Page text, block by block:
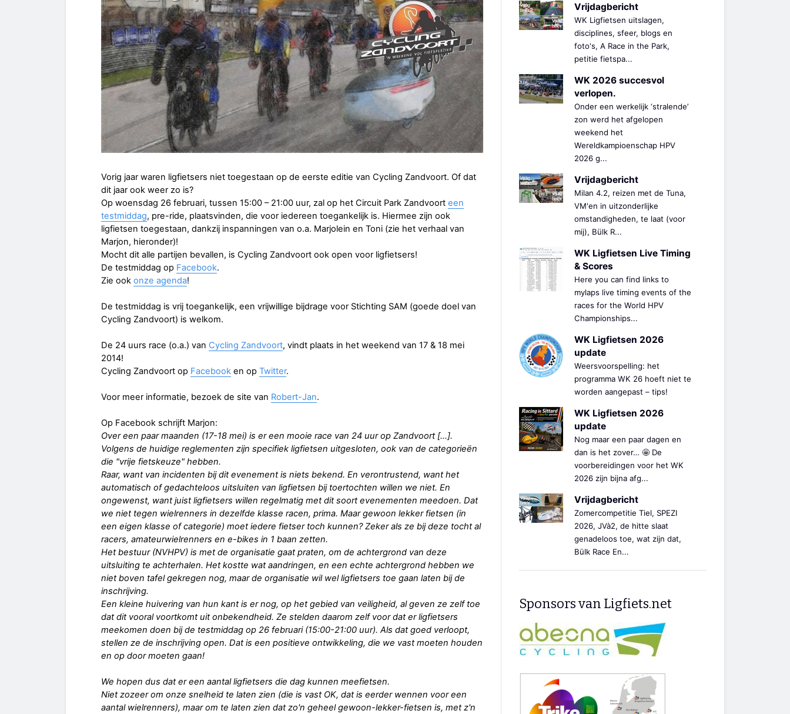
Vorig jaar waren ligfietsers niet toegestaan op de eerste editie van Cycling Zandvoort. Of dat
dit jaar ook weer zo is?
Op woensdag 26 februari, tussen 15:00 – 21:00 uur, zal op het Circuit Park Zandvoort een
testmiddag, pre-ride, plaatsvinden, die voor iedereen toegankelijk is. Hiermee zijn ook
ligfietsen toegestaan, dankzij inspanningen van o.a. Marjolein en Toni (zie het verhaal van
Marjon, hieronder)!
Mocht dit alle partijen bevallen, is Cycling Zandvoort ook open voor ligfietsers!
De testmiddag op Facebook.
Zie ook onze agenda!
De testmiddag is vrij toegankelijk, een vrijwillige bijdrage voor Stichting SAM (goede doel van
Cycling Zandvoort) is welkom.
De 24 uurs race (o.a.) van Cycling Zandvoort, vindt plaats in het weekend van 17 & 18 mei
2014!
Cycling Zandvoort op Facebook en op Twitter.
Voor meer informatie, bezoek de site van Robert-Jan.
Op Facebook schrijft Marjon:
Over een paar maanden (17-18 mei) is er een mooie race van 24 uur op Zandvoort […].
Volgens de huidige reglementen zijn specifiek ligfietsen uitgesloten, ook van de categorieën
die "vrije fietskeuze" hebben.
Raar, want van incidenten bij dit evenement is niets bekend. En verontrustend, want het
automatisch of gedachteloos uitsluiten van ligfietsen bij toertochten willen we niet. En
ongewenst, want juist ligfietsers willen regelmatig met dit soort evenementen meedoen. Dat
we niet tegen wielrenners in dezelfde klasse racen, prima. Maar gewoon lekker fietsen (in
een eigen klasse of categorie) moet iedere fietser toch kunnen? Zeker als ze bij deze tocht al
racers, amateurwielrenners en e-bikes in 1 baan zetten.
Het bestuur (NVHPV) is met de organisatie gaat praten, om de achtergrond van deze
uitsluiting te achterhalen. Het kostte wat aandringen, en een echte achtergrond hebben we
niet boven tafel gekregen nog, maar de organisatie wil wel ligfietsers toe gaan laten bij de
inschrijving.
Een kleine huivering van hun kant is er nog, op het gebied van veiligheid, al geven ze zelf toe
dat dit vooral voortkomt uit onbekendheid. Ze stelden daarom zelf voor dat er ligfietsers
meekomen doen bij de testmiddag op 26 februari (15:00-21:00 uur). Als dat goed verloopt,
stellen ze de inschrijving open. Dat is een positieve ontwikkeling, die we vast moeten houden
en op door moeten gaan!
We hopen dus dat er een aantal ligfietsers die dag kunnen meefietsen.
Niet zozeer om onze snelheid te laten zien (die is vast OK, dat is eerder wennen voor een
aantal wielrenners), maar om te laten zien dat zo'n geheel gewoon-lekker-fietsen is, met z'n
Vrijdagbericht
WK Ligfietsen uitslagen,
disciplines, sfeer, blogs en
foto's, A Race in the Park,
petitie fietspa...
WK 2026 succesvol
verlopen.
Onder een werkelijk ‘stralende’
zon werd het afgelopen
weekend het
Wereldkampioenschap HPV
2026 g...
Vrijdagbericht
Milan 4.2, reizen met de Tuna,
VM'en in uitzonderlijke
omstandigheden, te laat (voor
mij), Bülk R...
WK Ligfietsen Live Timing
& Scores
Here you can find links to
mylaps live timing events of the
races for the World HPV
Championships...
WK Ligfietsen 2026
update
Weersvoorspelling: het
programma WK 26 hoeft niet te
worden aangepast – tips!
WK Ligfietsen 2026
update
Nog maar een paar dagen en
dan is het zover… 🤩 De
voorbereidingen voor het WK
2026 zijn bijna afg...
Vrijdagbericht
Zomercompetitie Tiel, SPEZI
2026, JVà2, de hitte slaat
genadeloos toe, wat zijn dat,
Bülk Race En...
Sponsors van Ligfiets.net